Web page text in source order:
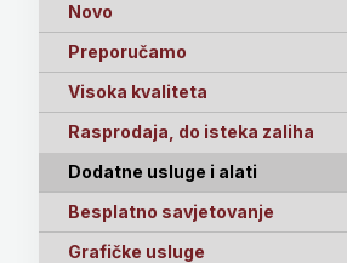
Novo
Preporučamo
Visoka kvaliteta
Rasprodaja, do isteka zaliha
Dodatne usluge i alati
Besplatno savjetovanje
Grafičke usluge